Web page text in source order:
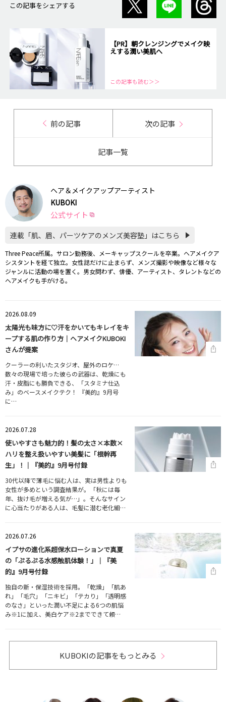
この記事をシェアする
【PR】朝クレンジングでメイク映
えする潤い美肌へ
この記事も読む＞＞
前の記事 次の記事
記事一覧
ヘア＆メイクアップアーティスト
KUBOKI
公式サイト
連載「肌、眉、パーツケアのメンズ美容塾」はこちら
Three Peace所属。サロン勤務後、メーキャップスクールを卒業。ヘアメイクア
シスタントを経て独立。女性誌だけに止まらず、メンズ撮影や映像など様々な
ジャンルに活動の場を置く。男女問わず、俳優、アーティスト、タレントなどの
ヘアメイクも手がける。
2026.08.09
太陽光も味方に♡汗をかいてもキレイをキ
ープする肌の作り方｜ヘアメイクKUBOKI
さんが提案
クーラーの利いたスタジオ、屋外のロケ…
数々の現場で培った彼らの武器は、乾燥にも
汗・皮脂にも勝負できる、「スタミナ仕込
み」のベースメイクテク！ 『美的』9月号
に…
2026.07.28
使いやすさも魅力的！髪の太さ×本数×
ハリを整え扱いやすい美髪に「根幹再
生」！｜『美的』9月号付録
30代以降で薄毛に悩む人は、実は男性よりも
女性が多めという調査結果が。「秋には毎
年、抜け毛が増える気が…」。そんなサイン
に心当たりがある人は、毛髪に潜む老化細…
2026.07.26
イプサの進化系超保水ローションで真夏
の「ぷるぷる水感触肌体験！」｜『美
的』9月号付録
独自の新・保湿技術を採用。「乾燥」「肌あ
れ」「毛穴」「ニキビ」「テカり」「透明感
のなさ」といった潤い不足による6つの肌悩
み※1に加え、美白ケア※2までできて頼…
KUBOKIの記事をもっとみる